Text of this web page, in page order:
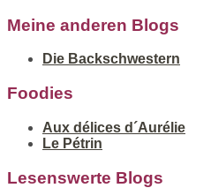
Meine anderen Blogs
Die Backschwestern
Foodies
Aux délices d´Aurélie
Le Pétrin
Lesenswerte Blogs